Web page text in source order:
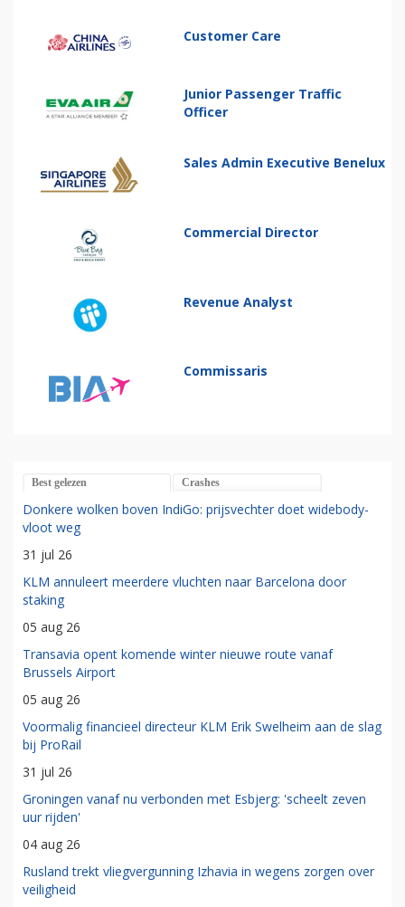
Customer Care
Junior Passenger Traffic
Officer
Sales Admin Executive Benelux
Commercial Director
Revenue Analyst
Commissaris
Best gelezen Crashes
Donkere wolken boven IndiGo: prijsvechter doet widebody-
vloot weg
31 jul 26
KLM annuleert meerdere vluchten naar Barcelona door
staking
05 aug 26
Transavia opent komende winter nieuwe route vanaf
Brussels Airport
05 aug 26
Voormalig financieel directeur KLM Erik Swelheim aan de slag
bij ProRail
31 jul 26
Groningen vanaf nu verbonden met Esbjerg: 'scheelt zeven
uur rijden'
04 aug 26
Rusland trekt vliegvergunning Izhavia in wegens zorgen over
veiligheid